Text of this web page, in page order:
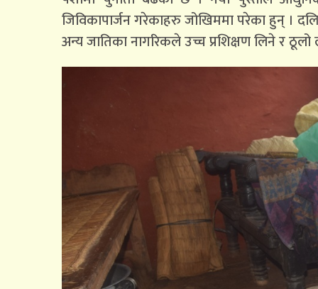
जिविकापार्जन गरेकाहरु जोखिममा परेका हुन् ।
अन्य जातिका नागरिकले उच्च प्रशिक्षण लिने र